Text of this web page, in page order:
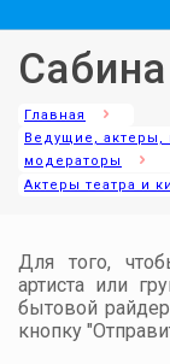
Главная
Ведущие, актеры,
модераторы
Актеры театра и
Для того,
артиста или
бытовой
кнопку